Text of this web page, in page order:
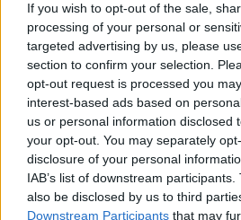
If you wish to opt-out of the sale,
processing of your personal or
targeted advertising by us, please
section to confirm your selection.
opt-out request is processed you
interest-based ads based on
us or personal information disclosed
your opt-out. You may separately
disclosure of your personal
IAB’s list of downstream
also be disclosed by us to third
Downstream Participants that may
Προσθέστε το
Τη στιγμή που οι
τον Αλέξη Τσίπρα να
προκειμένου να τον
μία μαύρη γάτα έκανε την
Όπως φαίνεται στις